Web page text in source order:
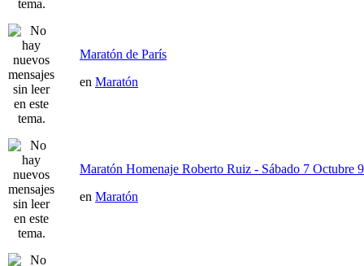
Maratón de París
en Maratón
Maratón Homenaje Roberto Ruiz - Sábado 7 Octubre
en Maratón